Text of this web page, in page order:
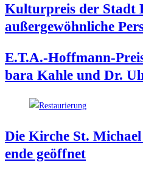
Kul­tur­preis der Stadt
außer­ge­wöhn­li­che
E.T.A.-Hoffmann-
ba­ra Kah­le und Dr.
Die Kir­che St.
en­de geöffnet